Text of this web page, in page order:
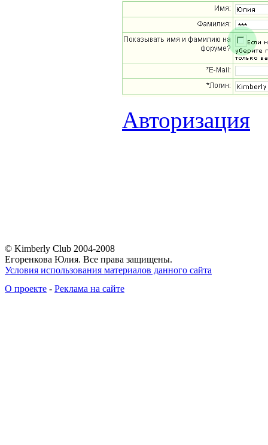
Авторизация
© Kimberly Club 2004-2008
Егоренкова Юлия. Все права защищены.
Условия использования материалов данного сайта
О проекте - Реклама на сайте